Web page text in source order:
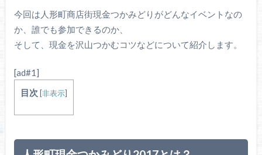
今回は人形町商店街現金つかみどりがどんなイベントなの
か、誰でも参加できるのか、
そして、現金を沢山つかむコツなどについて紹介します。
[ad#1]
目次 [非表示]